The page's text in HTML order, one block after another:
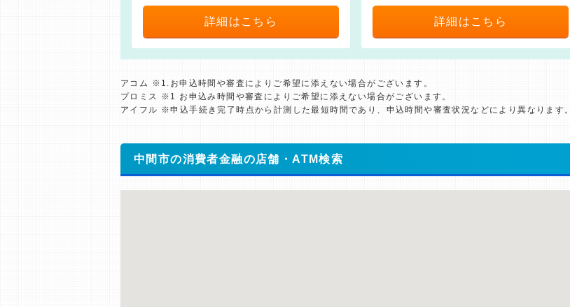
詳細はこちら 詳細はこちら
アコム ※1.お申込時間や審査によりご希望に添えない場合がございます。
プロミス ※1 お申込み時間や審査によりご希望に添えない場合がございます。
アイフル ※申込手続き完了時点から計測した最短時間であり、申込時間や審査状況などにより異なります。
中間市の消費者金融の店舗・ATM検索